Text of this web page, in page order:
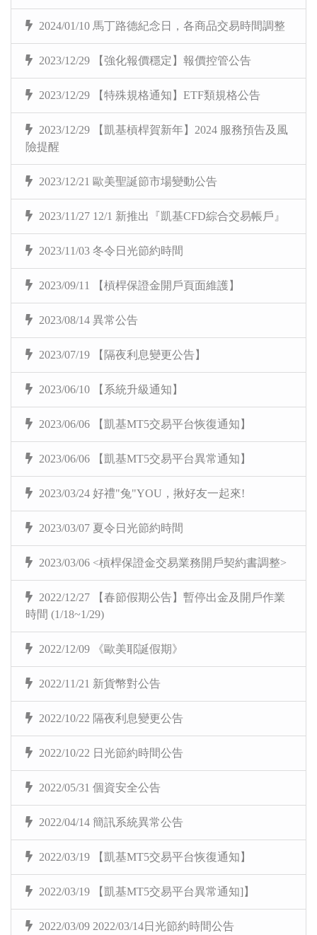
2024/01/10 馬丁路德紀念日，各商品交易時間調整
2023/12/29 【強化報價穩定】報價控管公告
2023/12/29 【特殊規格通知】ETF類規格公告
2023/12/29 【凱基槓桿賀新年】2024 服務預告及風
險提醒
2023/12/21 歐美聖誕節市場變動公告
2023/11/27 12/1 新推出『凱基CFD綜合交易帳戶』
2023/11/03 冬令日光節約時間
2023/09/11 【槓桿保證金開戶頁面維護】
2023/08/14 異常公告
2023/07/19 【隔夜利息變更公告】
2023/06/10 【系統升級通知】
2023/06/06 【凱基MT5交易平台恢復通知】
2023/06/06 【凱基MT5交易平台異常通知】
2023/03/24 好禮"兔"YOU，揪好友一起來!
2023/03/07 夏令日光節約時間
2023/03/06 <槓桿保證金交易業務開戶契約書調整>
2022/12/27 【春節假期公告】暫停出金及開戶作業
時間 (1/18~1/29)
2022/12/09 《歐美耶誕假期》
2022/11/21 新貨幣對公告
2022/10/22 隔夜利息變更公告
2022/10/22 日光節約時間公告
2022/05/31 個資安全公告
2022/04/14 簡訊系統異常公告
2022/03/19 【凱基MT5交易平台恢復通知】
2022/03/19 【凱基MT5交易平台異常通知]】
2022/03/09 2022/03/14日光節約時間公告